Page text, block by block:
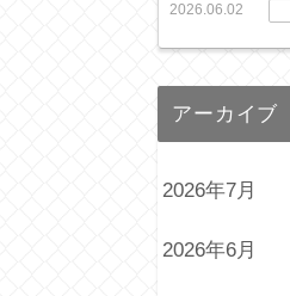
2026.06.02
アーカイブ
2026年7月
2026年6月